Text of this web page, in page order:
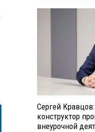
Сергей
конструктор
внеурочной